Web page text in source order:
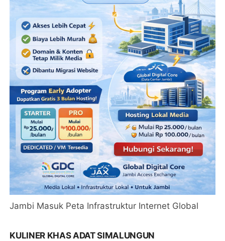
Jambi Masuk Peta Infrastruktur Internet Global
KULINER KHAS ADAT SIMALUNGUN